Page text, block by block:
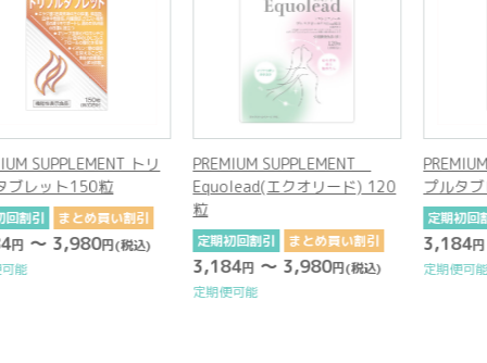
トリ
150粒
まとめ買い割引
円(税込)
PREMIUM SUPPLEMENT
Equolead(エクオリード) 120
粒
定期初回割引 まとめ買い割引
円～ 3,980 円(税込)
定期便可能
PREMIUM
プルタブレット
定期初回割引 ま
3,184 円～
定期便可能